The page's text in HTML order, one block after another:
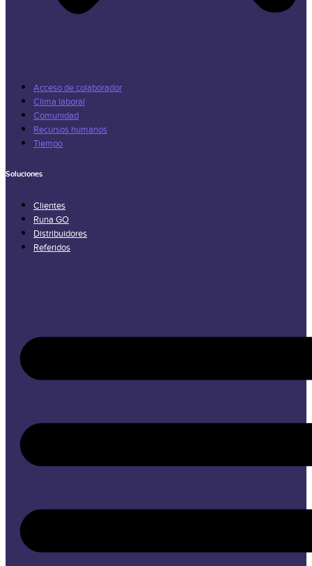
Acceso de colaborador
Clima laboral
Comunidad
Recursos humanos
Tiempo
Soluciones
Clientes
Runa GO
Distribuidores
Referidos